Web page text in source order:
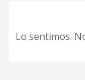
Lo sentimos.